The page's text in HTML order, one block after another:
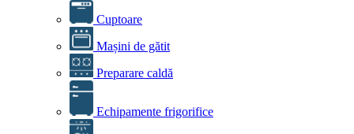
Cuptoare
Mașini de gătit
Preparare caldă
Echipamente frigorifice